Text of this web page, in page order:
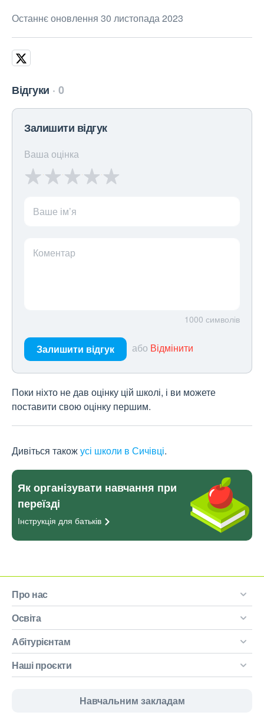
Останнє оновлення 30 листопада 2023
Відгуки 0
Залишити відгук
Ваша оцінка
Ваше ім’я
Коментар
1000 символів
Залишити відгук або Відмінити
Поки ніхто не дав оцінку цій школі, і ви можете
поставити свою оцінку першим.
Дивіться такожусі школи в Сичівці.
Як організувати навчання при
переїзді
Інструкція для батьків
Про нас
Освіта
Абітурієнтам
Наші проєкти
Навчальним закладам